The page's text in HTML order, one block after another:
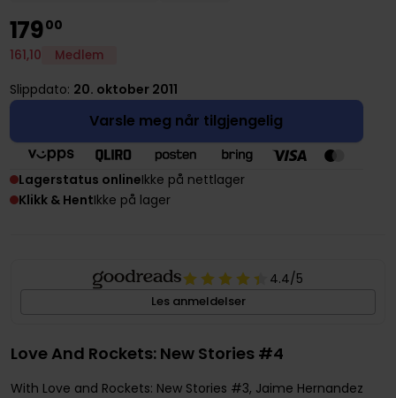
17900
161,10 Medlem
Slippdato: 20. oktober 2011
Varsle meg når tilgjengelig
Lagerstatus onlineIkke på nettlager
Klikk & HentIkke på lager
4.4/5
Les anmeldelser
Love And Rockets: New Stories #4
With Love and Rockets: New Stories #3, Jaime Hernandez